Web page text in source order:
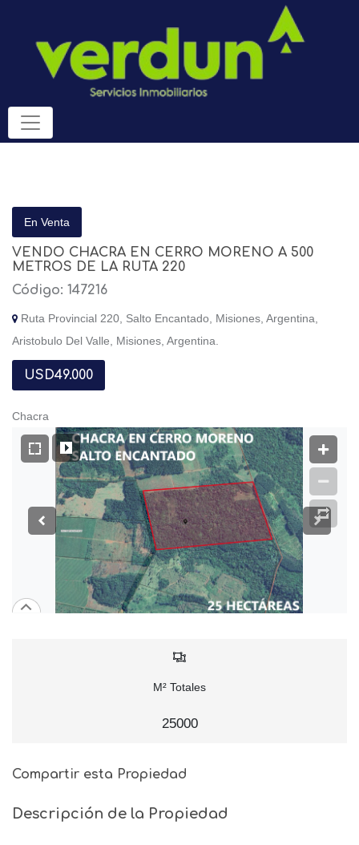
En Venta
VENDO CHACRA EN CERRO MORENO A 500
METROS DE LA RUTA 220
Código: 147216
Ruta Provincial 220, Salto Encantado, Misiones, Argentina,
Aristobulo Del Valle, Misiones, Argentina.
USD49.000
Chacra
M² Totales
25000
Compartir esta Propiedad
Descripción de la Propiedad